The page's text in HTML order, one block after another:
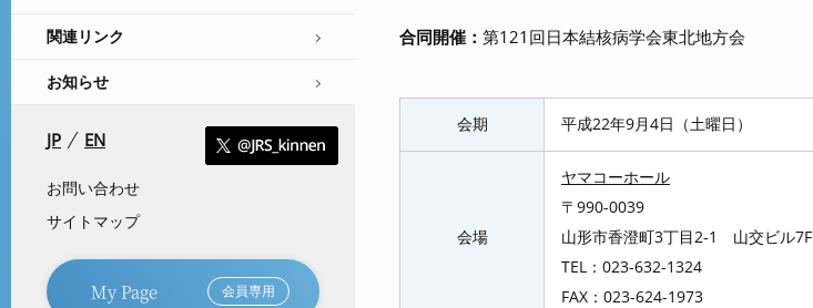
関連リンク
お知らせ
JP EN
お問い合わせ
サイトマップ
My Page 会員専用
合同開催： 第121回日本結核病学会東北地方会
会期 平成22年9月4日（土曜日）
会場
ヤマコーホール
〒990-0039
山形市香澄町3丁目2-1 山交ビル7F
TEL：023-632-1324
FAX：023-624-1973